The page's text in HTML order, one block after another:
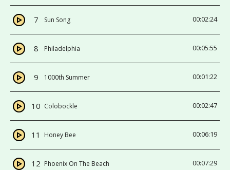
7 Sun Song 00:02:24
8 Philadelphia 00:05:55
9 1000th Summer 00:01:22
10 Colobockle 00:02:47
11 Honey Bee 00:06:19
12 Phoenix On The Beach 00:07:29